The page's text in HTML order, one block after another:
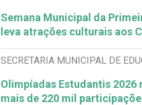
Semana Municipal da
leva atrações culturais aos
SECRETARIA MUNICIPAL DE
Olimpíadas Estudantis 2026
mais de 220 mil